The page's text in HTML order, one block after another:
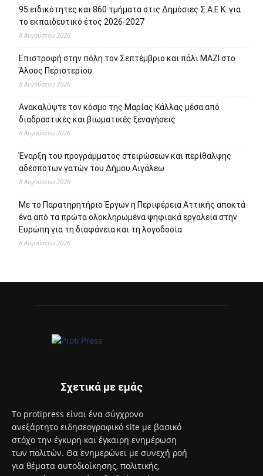
95 ειδικότητες και 860 τμήματα στις Δημόσιες Σ.Α.Ε.Κ. για
το εκπαιδευτικό έτος 2026-2027
8 Αυγούστου 2026
Επιστροφή στην πόλη τον Σεπτέμβριο και πάλι ΜΑΖΙ στο
Άλσος Περιστερίου
8 Αυγούστου 2026
Ανακαλύψτε τον κόσμο της Μαρίας Κάλλας μέσα από
διαδραστικές και βιωματικές ξεναγήσεις
8 Αυγούστου 2026
Έναρξη του προγράμματος στειρώσεων και περίθαλψης
αδέσποτων γατών του Δήμου Αιγάλεω
8 Αυγούστου 2026
Με το Παρατηρητήριο Έργων η Περιφέρεια Αττικής αποκτά
ένα από τα πρώτα ολοκληρωμένα ψηφιακά εργαλεία στην
Ευρώπη για τη διαφάνεια και τη λογοδοσία
8 Αυγούστου 2026
Σχετικά με εμάς
Το protipress είναι ένα σύγχρονο
ανεξάρτητο ειδησεογραφικό site με βασικό
στόχο την έγκυρη και έγκαιρη ενημέρωση
των πολιτών. Θα ενημερώνει με συνεχή ροή
για θέματα αυτοδιοίκησης, πολιτικής,